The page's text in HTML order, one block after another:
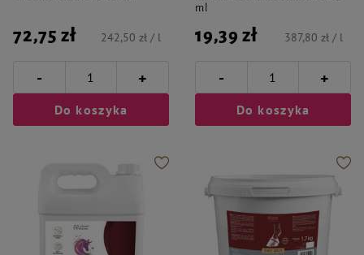
72,75 zł 242,50 zł / l
- +
Do koszyka
ml
19,39 zł 387,80 zł / l
- +
Do koszyka